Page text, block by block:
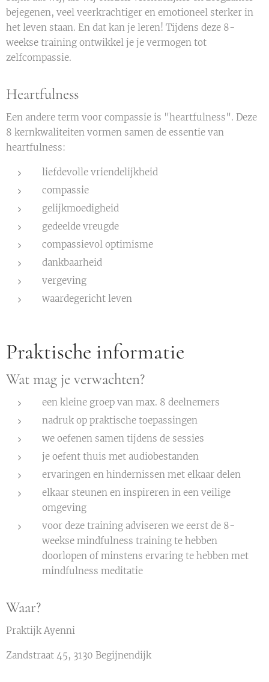
bejegenen, veel veerkrachtiger en emotioneel sterker in
het leven staan. En dat kan je leren! Tijdens deze 8-
weekse training ontwikkel je je vermogen tot
zelfcompassie.
Heartfulness
Een andere term voor compassie is "heartfulness". Deze
8 kernkwaliteiten vormen samen de essentie van
heartfulness:
liefdevolle vriendelijkheid
compassie
gelijkmoedigheid
gedeelde vreugde
compassievol optimisme
dankbaarheid
vergeving
waardegericht leven
Praktische informatie
Wat mag je verwachten?
een kleine groep van max. 8 deelnemers
nadruk op praktische toepassingen
we oefenen samen tijdens de sessies
je oefent thuis met audiobestanden
ervaringen en hindernissen met elkaar delen
elkaar steunen en inspireren in een veilige
omgeving
voor deze training adviseren we eerst de 8-
weekse mindfulness training te hebben
doorlopen of minstens ervaring te hebben met
mindfulness meditatie
Waar?
Praktijk Ayenni
Zandstraat 45, 3130 Begijnendijk